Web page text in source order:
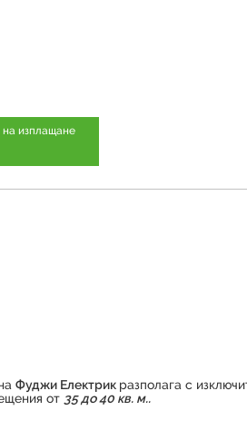
на изплащане
Фуджи Електрик разполага с
от 35 до 40 кв. м..